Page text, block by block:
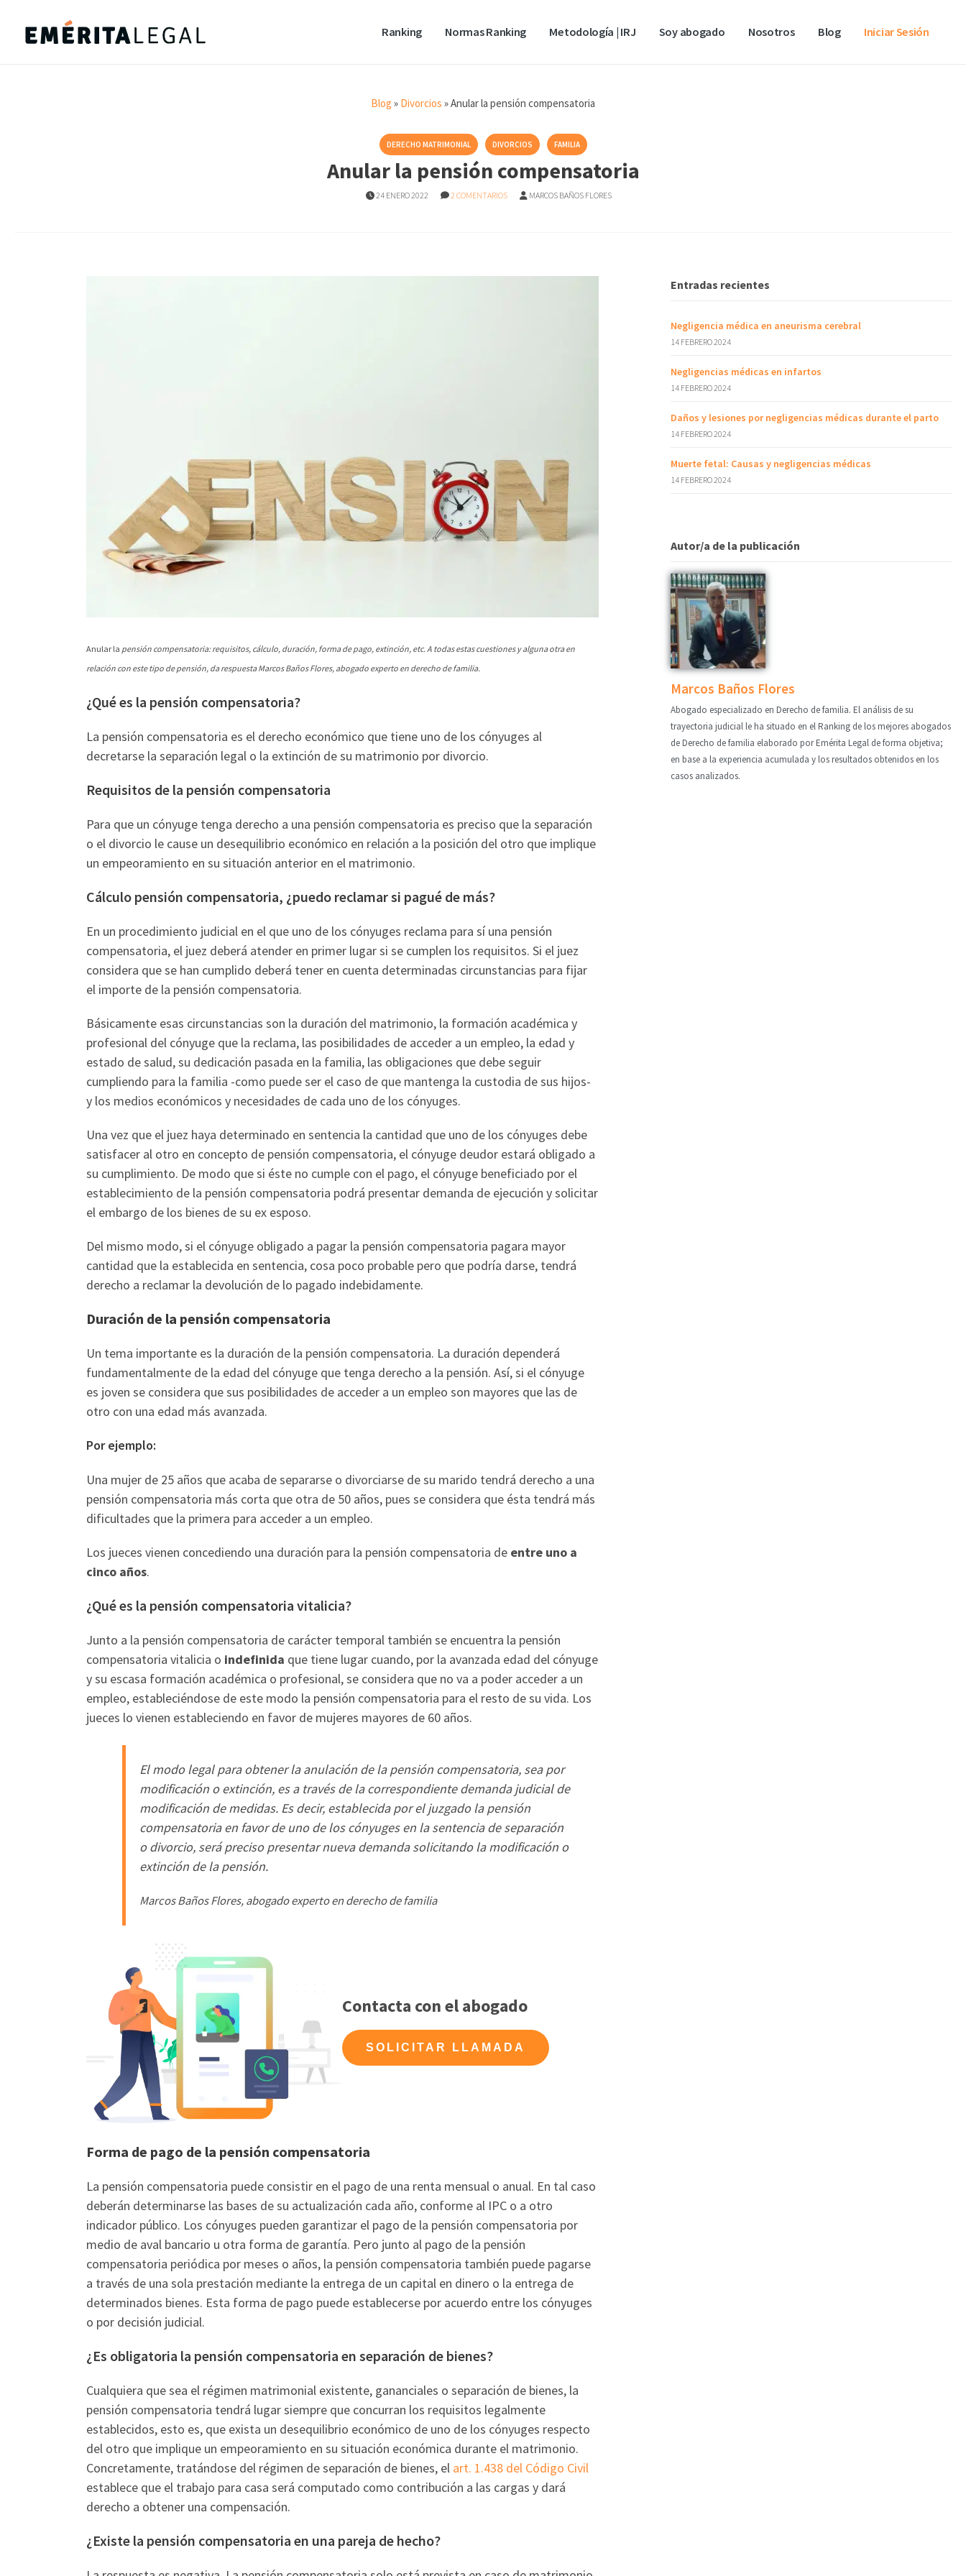
Ranking Normas Ranking Metodología | IRJ Soy abogado Nosotros Blog Iniciar Sesión
Blog » Divorcios »Anular la pensión compensatoria
DERECHO MATRIMONIAL DIVORCIOS FAMILIA
Anular la pensión compensatoria
24 ENERO 2022 2 COMENTARIOS MARCOS BAÑOS FLORES
Anular la pensión compensatoria: requisitos, cálculo, duración, forma de pago, extinción, etc. A todas estas cuestiones y alguna otra en
relación con este tipo de pensión, da respuesta Marcos Baños Flores, abogado experto en derecho de familia.
¿Qué es la pensión compensatoria?
La pensión compensatoria es el derecho económico que tiene uno de los cónyuges al
decretarse la separación legal o la extinción de su matrimonio por divorcio.
Requisitos de la pensión compensatoria
Para que un cónyuge tenga derecho a una pensión compensatoria es preciso que la separación
o el divorcio le cause un desequilibrio económico en relación a la posición del otro que implique
un empeoramiento en su situación anterior en el matrimonio.
Cálculo pensión compensatoria, ¿puedo reclamar si pagué de más?
En un procedimiento judicial en el que uno de los cónyuges reclama para sí una pensión
compensatoria, el juez deberá atender en primer lugar si se cumplen los requisitos. Si el juez
considera que se han cumplido deberá tener en cuenta determinadas circunstancias para fijar
el importe de la pensión compensatoria.
Básicamente esas circunstancias son la duración del matrimonio, la formación académica y
profesional del cónyuge que la reclama, las posibilidades de acceder a un empleo, la edad y
estado de salud, su dedicación pasada en la familia, las obligaciones que debe seguir
cumpliendo para la familia -como puede ser el caso de que mantenga la custodia de sus hijos-
y los medios económicos y necesidades de cada uno de los cónyuges.
Una vez que el juez haya determinado en sentencia la cantidad que uno de los cónyuges debe
satisfacer al otro en concepto de pensión compensatoria, el cónyuge deudor estará obligado a
su cumplimiento. De modo que si éste no cumple con el pago, el cónyuge beneficiado por el
establecimiento de la pensión compensatoria podrá presentar demanda de ejecución y solicitar
el embargo de los bienes de su ex esposo.
Del mismo modo, si el cónyuge obligado a pagar la pensión compensatoria pagara mayor
cantidad que la establecida en sentencia, cosa poco probable pero que podría darse, tendrá
derecho a reclamar la devolución de lo pagado indebidamente.
Duración de la pensión compensatoria
Un tema importante es la duración de la pensión compensatoria. La duración dependerá
fundamentalmente de la edad del cónyuge que tenga derecho a la pensión. Así, si el cónyuge
es joven se considera que sus posibilidades de acceder a un empleo son mayores que las de
otro con una edad más avanzada.
Por ejemplo:
Una mujer de 25 años que acaba de separarse o divorciarse de su marido tendrá derecho a una
pensión compensatoria más corta que otra de 50 años, pues se considera que ésta tendrá más
dificultades que la primera para acceder a un empleo.
Los jueces vienen concediendo una duración para la pensión compensatoria de entre uno a
cinco años.
¿Qué es la pensión compensatoria vitalicia?
Junto a la pensión compensatoria de carácter temporal también se encuentra la pensión
compensatoria vitalicia o indefinida que tiene lugar cuando, por la avanzada edad del cónyuge
y su escasa formación académica o profesional, se considera que no va a poder acceder a un
empleo, estableciéndose de este modo la pensión compensatoria para el resto de su vida. Los
jueces lo vienen estableciendo en favor de mujeres mayores de 60 años.
El modo legal para obtener la anulación de la pensión compensatoria, sea por
modificación o extinción, es a través de la correspondiente demanda judicial de
modificación de medidas. Es decir, establecida por el juzgado la pensión
compensatoria en favor de uno de los cónyuges en la sentencia de separación
o divorcio, será preciso presentar nueva demanda solicitando la modificación o
extinción de la pensión.
Marcos Baños Flores, abogado experto en derecho de familia
Contacta con el abogado
SOLICITAR LLAMADA
Forma de pago de la pensión compensatoria
La pensión compensatoria puede consistir en el pago de una renta mensual o anual. En tal caso
deberán determinarse las bases de su actualización cada año, conforme al IPC o a otro
indicador público. Los cónyuges pueden garantizar el pago de la pensión compensatoria por
medio de aval bancario u otra forma de garantía. Pero junto al pago de la pensión
compensatoria periódica por meses o años, la pensión compensatoria también puede pagarse
a través de una sola prestación mediante la entrega de un capital en dinero o la entrega de
determinados bienes. Esta forma de pago puede establecerse por acuerdo entre los cónyuges
o por decisión judicial.
¿Es obligatoria la pensión compensatoria en separación de bienes?
Cualquiera que sea el régimen matrimonial existente, gananciales o separación de bienes, la
pensión compensatoria tendrá lugar siempre que concurran los requisitos legalmente
establecidos, esto es, que exista un desequilibrio económico de uno de los cónyuges respecto
del otro que implique un empeoramiento en su situación económica durante el matrimonio.
Concretamente, tratándose del régimen de separación de bienes, el art. 1.438 del Código Civil
establece que el trabajo para casa será computado como contribución a las cargas y dará
derecho a obtener una compensación.
¿Existe la pensión compensatoria en una pareja de hecho?
Entradas recientes
Negligencia médica en aneurisma cerebral
14 FEBRERO 2024
Negligencias médicas en infartos
14 FEBRERO 2024
Daños y lesiones por negligencias médicas durante el parto
14 FEBRERO 2024
Muerte fetal: Causas y negligencias médicas
14 FEBRERO 2024
Autor/a de la publicación
Marcos Baños Flores
Abogado especializado en Derecho de familia. El análisis de su
trayectoria judicial le ha situado en el Ranking de los mejores abogados
de Derecho de familia elaborado por Emérita Legal de forma objetiva;
en base a la experiencia acumulada y los resultados obtenidos en los
casos analizados.